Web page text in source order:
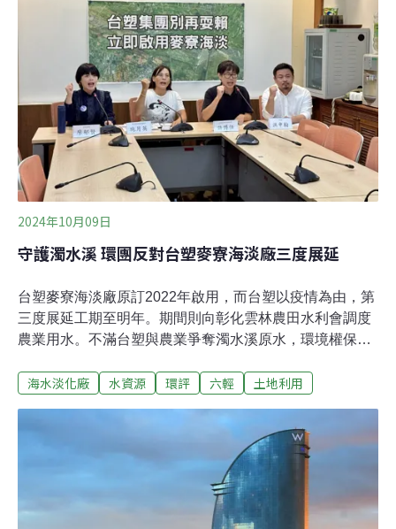
告」。嘉義海水淡化廠（下簡稱嘉義海淡廠）開發單位為
經濟部水利署南區水資源分署，規劃在嘉義縣布袋鎮的布
袋商港北防波堤內側，回填浚土後興建。廠區用地約6公
頃，產水規模最大每日10萬立方公尺，採用逆滲透法
（RO）進行淡化製水，預估2032年完工開始產水。嘉義
縣副縣長劉培東表示，嘉義無大型水庫可支應供水
2024年10月09日
守護濁水溪 環團反對台塑麥寮海淡廠三度展延
台塑麥寮海淡廠原訂2022年啟用，而台塑以疫情為由，第
三度展延工期至明年。期間則向彰化雲林農田水利會調度
農業用水。不滿台塑與農業爭奪濁水溪原水，環境權保障
廠延後啟用。連同9月底發起連署的團體，已有20個環團
海淡廠三延理由與要求時程與工程進度不符，台塑需在10
月底前依計畫竣工，否則將予以開罰。麥寮海淡廠長年取
濁水溪水，自產淡水三度延後依照六輕四期環境影響差異
評估專案小組會議，台塑須自籌水源決議，台塑集團規劃
在雲林六輕廠區內建海淡廠，供廠內工業用水，環差於
海水淡化廠 水資源 環評 六輕 土地利用